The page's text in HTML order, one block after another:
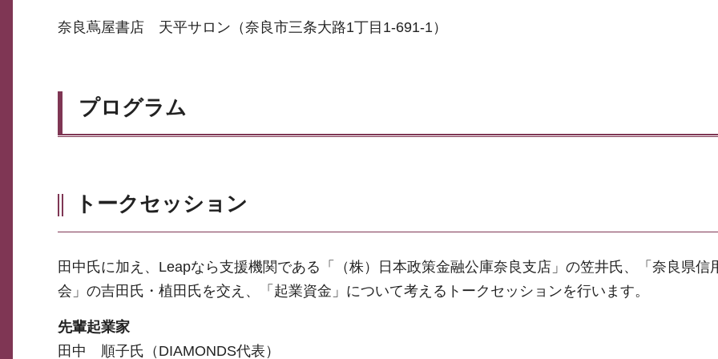
奈良蔦屋書店 天平サロン（奈良市三条大路1丁目1-691-1）
プログラム
トークセッション
田中氏に加え、Leapなら支援機関である「（株）日本政策金融公庫奈良支店」の笠井氏、「奈良県信
会」の吉田氏・植田氏を交え、「起業資金」について考えるトークセッションを行います。
先輩起業家
田中 順子氏（DIAMONDS代表）